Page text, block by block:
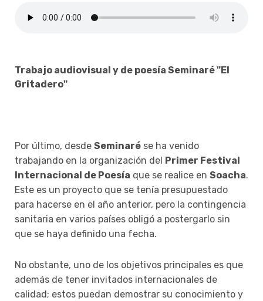
Trabajo audiovisual y de poesía Seminaré "El
Gritadero"
Por último, desde Seminaré se ha venido
trabajando en la organización del Primer Festival
Internacional de Poesía que se realice en Soacha.
Este es un proyecto que se tenía presupuestado
para hacerse en el año anterior, pero la contingencia
sanitaria en varios países obligó a postergarlo sin
que se haya definido una fecha.
No obstante, uno de los objetivos principales es que
además de tener invitados internacionales de
calidad; estos puedan demostrar su conocimiento y